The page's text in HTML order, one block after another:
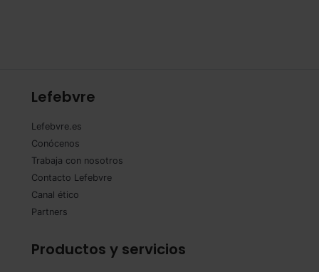
Lefebvre
Lefebvre.es
Conócenos
Trabaja con nosotros
Contacto Lefebvre
Canal ético
Partners
Productos y servicios